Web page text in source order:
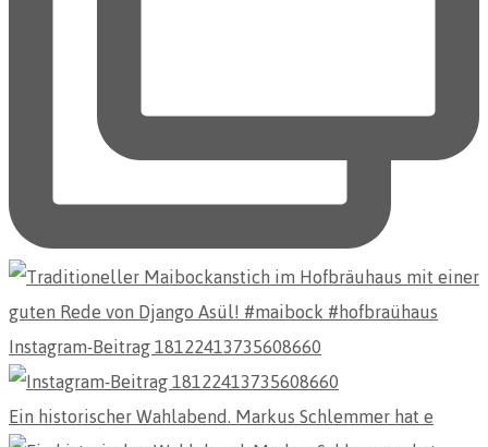
Instagram-Beitrag 18122413735608660
Ein historischer Wahlabend. Markus Schlemmer hat e